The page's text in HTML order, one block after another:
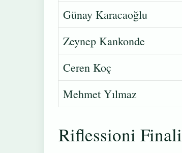
Günay Karacaoğlu
Zeynep Kankonde
Ceren Koç
Mehmet Yılmaz
Riflessioni Finali